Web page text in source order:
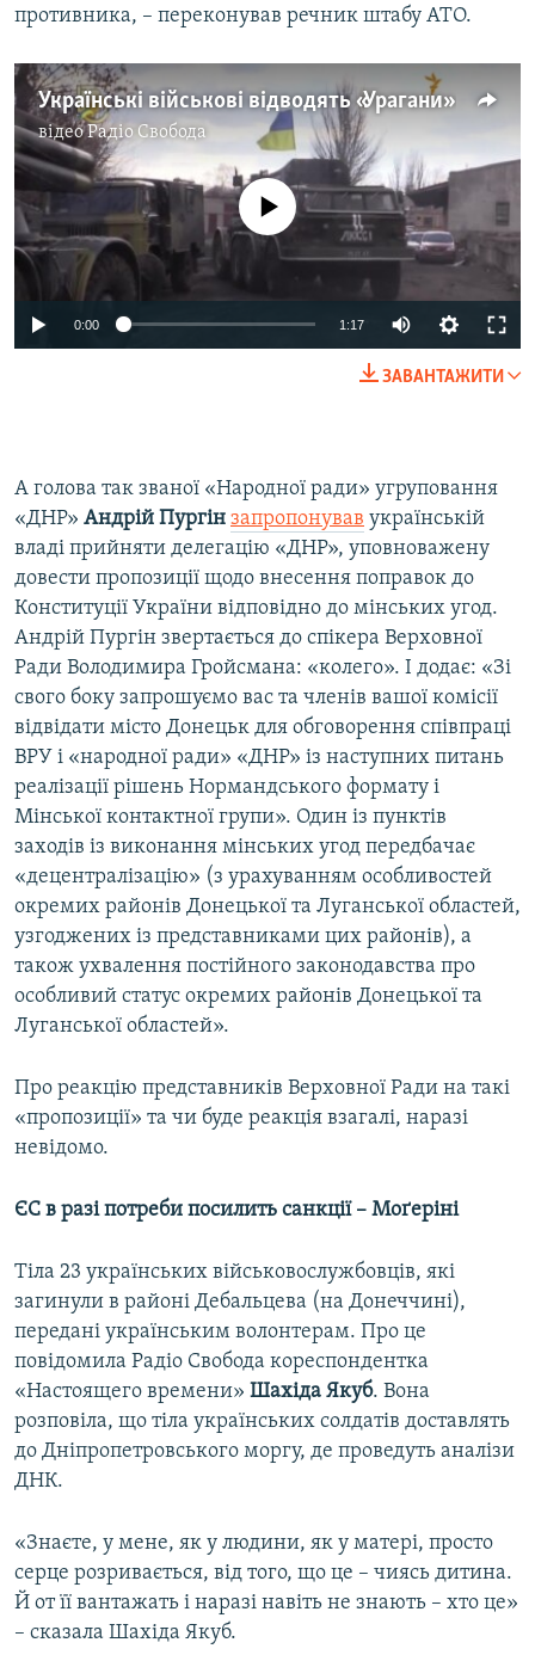
противника, – переконував речник штабу АТО.
Українські військові відводять «Урагани»
відеоРадіо Свобода
No media source currently available
0:00 1:17
ЗАВАНТАЖИТИ
А голова так званої «Народної ради» угруповання
«ДНР» Андрій Пургін запропонував українській
владі прийняти делегацію «ДНР», уповноважену
довести пропозиції щодо внесення поправок до
Конституції України відповідно до мінських угод.
Андрій Пургін звертається до спікера Верховної
Ради Володимира Гройсмана: «колего». І додає: «Зі
свого боку запрошуємо вас та членів вашої комісії
відвідати місто Донецьк для обговорення співпраці
ВРУ і «народної ради» «ДНР» із наступних питань
реалізації рішень Нормандського формату і
Мінської контактної групи». Один із пунктів
заходів із виконання мінських угод передбачає
«децентралізацію» (з урахуванням особливостей
окремих районів Донецької та Луганської областей,
узгоджених із представниками цих районів), а
також ухвалення постійного законодавства про
особливий статус окремих районів Донецької та
Луганської областей».
Про реакцію представників Верховної Ради на такі
«пропозиції» та чи буде реакція взагалі, наразі
невідомо.
ЄС в разі потреби посилить санкції – Моґеріні
Тіла 23 українських військовослужбовців, які
загинули в районі Дебальцева (на Донеччині),
передані українським волонтерам. Про це
повідомила Радіо Свобода кореспондентка
«Настоящего времени» Шахіда Якуб. Вона
розповіла, що тіла українських солдатів доставлять
до Дніпропетровського моргу, де проведуть аналізи
ДНК.
«Знаєте, у мене, як у людини, як у матері, просто
серце розривається, від того, що це – чиясь дитина.
Й от її вантажать і наразі навіть не знають – хто це»
– сказала Шахіда Якуб.